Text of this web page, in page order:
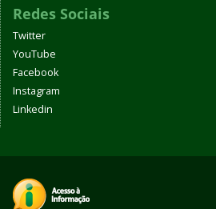
Redes Sociais
Twitter
YouTube
Facebook
Instagram
Linkedin